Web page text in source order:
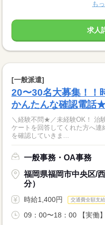
も
求人
[一般派遣]
20〜30名大募集！！
かんたんな確認電話
＼経験不問★／未経験OK！ 治験の募集者とのやりとりです♪ ●アン
ケートを回答してくれた方へ
を確認していきま...
一般事務・OA事務
福岡県福岡市中央区/
分）
時給1,400円 交通費全額支給
09：00〜18：00 【実働